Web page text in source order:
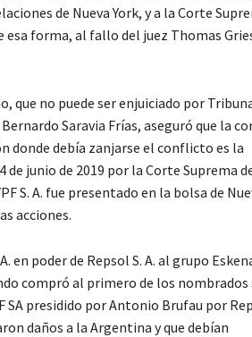
de Nueva York, y a la Corte
forma, al fallo del juez Thomas
que no puede ser enjuiciado por
Saravia Frías, aseguró que la
donde debía zanjarse el conflicto es la
de junio de 2019 por la Corte Suprema
S. A. fue presentado en la bolsa de
acciones.
en poder de Repsol S. A. al grupo
compró al primero de los nombrados
SA presidido por Antonio Brufau por
daños a la Argentina y que debían